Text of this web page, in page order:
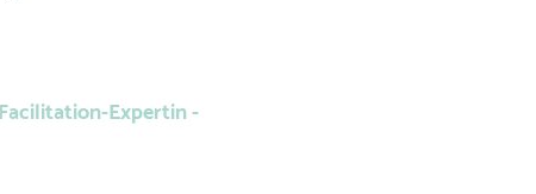
Expertin -